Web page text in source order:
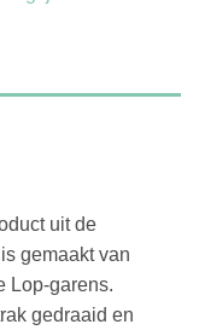
uit de
gemaakt van
Lop-garens.
gedraaid en